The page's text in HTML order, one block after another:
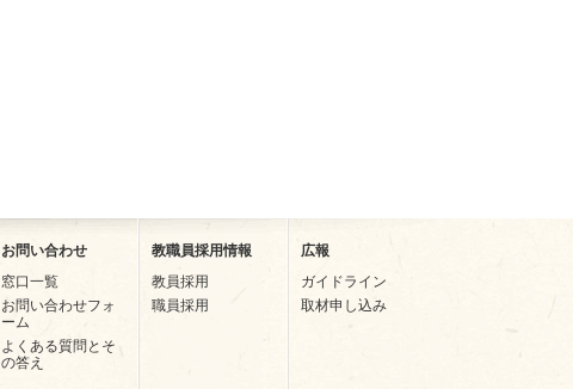
お問い合わせ
窓口一覧
お問い合わせフォ
ーム
よくある質問とそ
の答え
教職員採用情報
教員採用
職員採用
広報
ガイドライン
取材申し込み